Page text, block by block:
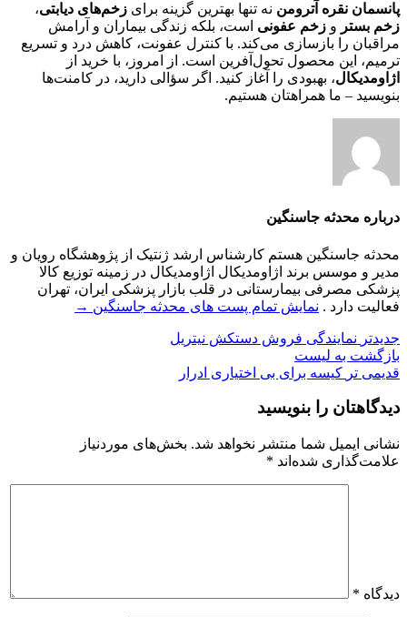
پانسمان نقره آترومن نه تنها بهترین گزینه برای زخم‌های دیابتی،
زخم بستر و زخم عفونی است، بلکه زندگی بیماران و آرامش
مراقبان را بازسازی می‌کند. با کنترل عفونت، کاهش درد و تسریع
ترمیم، این محصول تحول‌آفرین است. از امروز، با خرید از
اژاومدیکال، بهبودی را آغاز کنید. اگر سؤالی دارید، در کامنت‌ها
بنویسید – ما همراهتان هستیم.
درباره محدثه جاسنگین
محدثه جاسنگین هستم کارشناس ارشد ژنتیک از پژوهشگاه رویان و
مدیر و موسس برند اژاومدیکال اژاومدیکال در زمینه توزیع کالا
پزشکی مصرفی بیمارستانی در قلب بازار پزشکی ایران، تهران
فعالیت دارد . نمایش تمام پست های محدثه جاسنگین →
جدیدتر نمایندگی فروش دستکش نیتریل
بازگشت به لیست
قدیمی تر کیسه برای بی اختیاری ادرار
دیدگاهتان را بنویسید
نشانی ایمیل شما منتشر نخواهد شد. بخش‌های موردنیاز
علامت‌گذاری شده‌اند *
دیدگاه *